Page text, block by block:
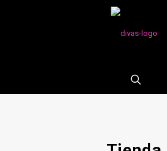
📦 ENVÍOS EN 24H A TODA